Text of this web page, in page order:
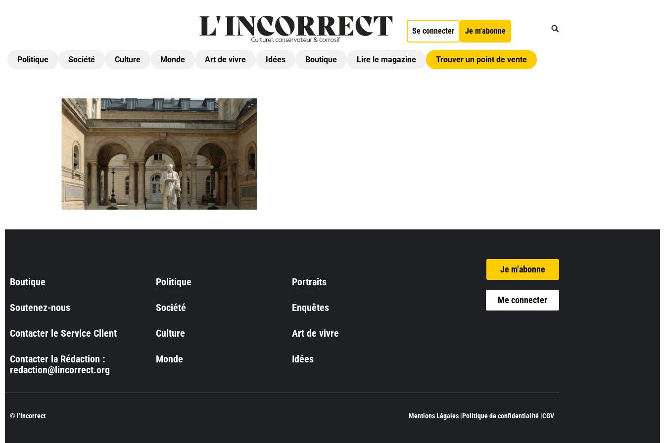
Se connecter Je m'abonne
Politique Société Culture Monde Art de vivre Idées Boutique Lire le magazine Trouver un point de vente
Boutique
Soutenez-nous
Contacter le Service Client
Contacter la Rédaction :
redaction@lincorrect.org
Politique
Société
Culture
Monde
Portraits
Enquêtes
Art de vivre
Idées
Je m’abonne
Me connecter
© l’Incorrect Mentions Légales |Politique de confidentialité |CGV